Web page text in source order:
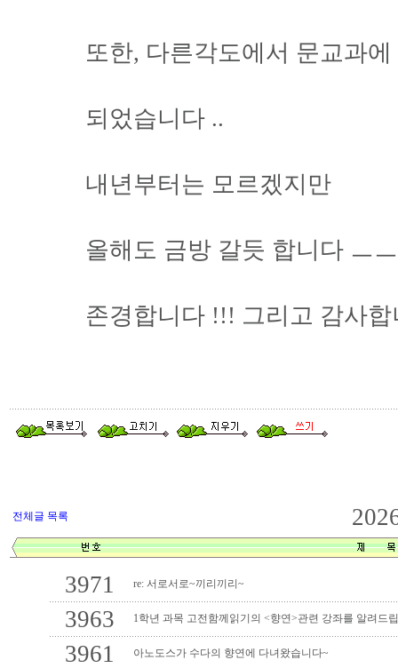
또한, 다른각도에서 문교과
되었습니다 ..
내년부터는 모르겠지만
올해도 금방 갈듯 합니다 ㅡ
존경합니다 !!! 그리고 감사
전체글 목록
3971 re: 서로서로~끼리끼리~
3963 1학년 과목 고전함께읽기의 <향연>관련 강좌를 알려드
3961 아노도스가 수다의 향연에 다녀왔습니다~